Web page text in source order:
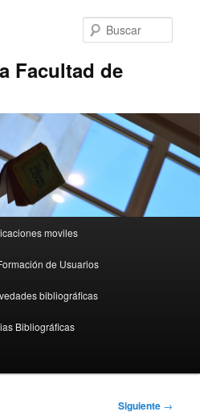
Facultad de
moviles
de Usuarios
bibliográficas
Bibliográficas
Siguiente →